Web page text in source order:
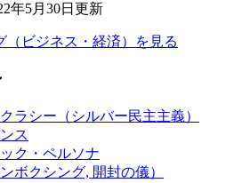
年5月30日更新
（ビジネス・経済）を見る
ラシー（シルバー民主主義）
ス
ク・ペルソナ
ボクシング, 開封の儀）